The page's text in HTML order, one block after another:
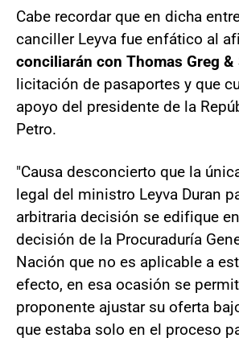
Cabe recordar que en dicha
canciller Leyva fue enfático al
conciliarán con Thomas Greg &
licitación de pasaportes y que
apoyo del presidente de la
Petro.
"Causa desconcierto que la
legal del ministro Leyva Duran
arbitraria decisión se edifique
decisión de la Procuraduría
Nación que no es aplicable a
efecto, en esa ocasión se
proponente ajustar su oferta
que estaba solo en el proceso